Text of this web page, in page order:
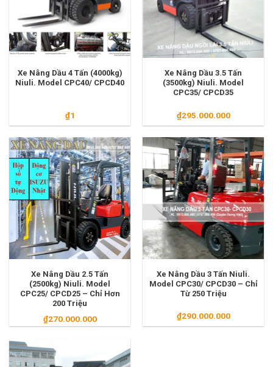
Xe Nâng Dầu 4 Tấn (4000kg)
Niuli. Model CPC40/ CPCD40
₫1
Xe Nâng Dầu 3.5 Tấn
(3500kg) Niuli. Model
CPC35/ CPCD35
₫295.000.000
Xe Nâng Dầu 2.5 Tấn
(2500kg) Niuli. Model
CPC25/ CPCD25 – Chỉ Hơn
200 Triệu
₫270.000.000
Xe Nâng Dầu 3 Tấn Niuli.
Model CPC30/ CPCD30 – Chỉ
Từ 250 Triệu
₫290.000.000